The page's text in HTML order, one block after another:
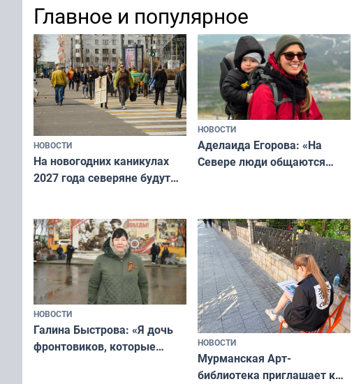
и вернуть свежий взгляд
без дорогих средств
современно и стильно без
переплат
Главное и популярное
НОВОСТИ
На новогодних каникулах
2027 года северяне будут
НОВОСТИ
Аделаида Егорова: «На
Севере люди общаются
НОВОСТИ
Галина Быстрова: «Я дочь
фронтовиков, которые
НОВОСТИ
Мурманская Арт-
библиотека приглашает к